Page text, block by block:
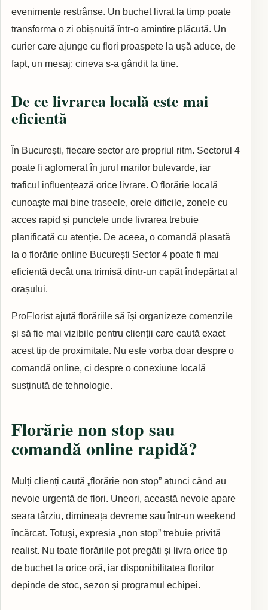
evenimente restrânse. Un buchet livrat la timp poate
transforma o zi obișnuită într-o amintire plăcută. Un
curier care ajunge cu flori proaspete la ușă aduce, de
fapt, un mesaj: cineva s-a gândit la tine.
De ce livrarea locală este mai
eficientă
În București, fiecare sector are propriul ritm. Sectorul 4
poate fi aglomerat în jurul marilor bulevarde, iar
traficul influențează orice livrare. O florărie locală
cunoaște mai bine traseele, orele dificile, zonele cu
acces rapid și punctele unde livrarea trebuie
planificată cu atenție. De aceea, o comandă plasată
la o florărie online București Sector 4 poate fi mai
eficientă decât una trimisă dintr-un capăt îndepărtat al
orașului.
ProFlorist ajută florăriile să își organizeze comenzile
și să fie mai vizibile pentru clienții care caută exact
acest tip de proximitate. Nu este vorba doar despre o
comandă online, ci despre o conexiune locală
susținută de tehnologie.
Florărie non stop sau
comandă online rapidă?
Mulți clienți caută „florărie non stop” atunci când au
nevoie urgentă de flori. Uneori, această nevoie apare
seara târziu, dimineața devreme sau într-un weekend
încărcat. Totuși, expresia „non stop” trebuie privită
realist. Nu toate florăriile pot pregăti și livra orice tip
de buchet la orice oră, iar disponibilitatea florilor
depinde de stoc, sezon și programul echipei.